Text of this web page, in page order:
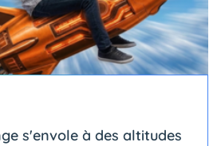
s'envole à des altitudes